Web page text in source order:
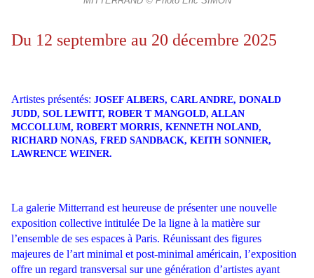
Du 12 septembre au 20 décembre 2025
Artistes présentés: JOSEF ALBERS, CARL ANDRE, DONALD
JUDD, SOL LEWITT, ROBER T MANGOLD, ALLAN
MCCOLLUM, ROBERT MORRIS, KENNETH NOLAND,
RICHARD NONAS, FRED SANDBACK, KEITH SONNIER,
LAWRENCE WEINER.
La galerie Mitterrand est heureuse de présenter une nouvelle
exposition collective intitulée De la ligne à la matière sur
l’ensemble de ses espaces à Paris. Réunissant des figures
majeures de l’art minimal et post-minimal américain, l’exposition
offre un regard transversal sur une génération d’artistes ayant